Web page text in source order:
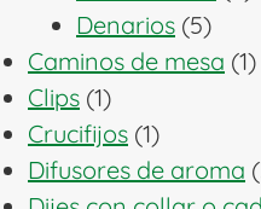
Denarios 55
Caminos de mesa 11
Clips 11
producto
Crucifijos 11
producto
Difusores de aroma